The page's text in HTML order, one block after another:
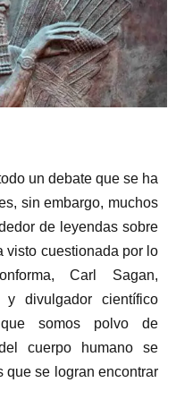
un debate que se ha
sin embargo, muchos
de leyendas sobre
visto cuestionada por lo
Carl Sagan,
y divulgador científico
somos polvo de
cuerpo humano se
que se logran encontrar